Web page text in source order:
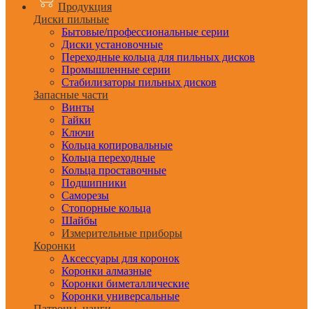
Продукция
Диски пильные
Бытовые/профессиональные серии
Диски установочные
Переходные кольца для пильных дисков
Промышленные серии
Стабилизаторы пильных дисков
Запасные части
Винты
Гайки
Ключи
Кольца копировальные
Кольца переходные
Кольца проставочные
Подшипники
Саморезы
Стопорные кольца
Шайбы
Измерительные приборы
Коронки
Аксессуары для коронок
Коронки алмазные
Коронки биметаллические
Коронки универсальные